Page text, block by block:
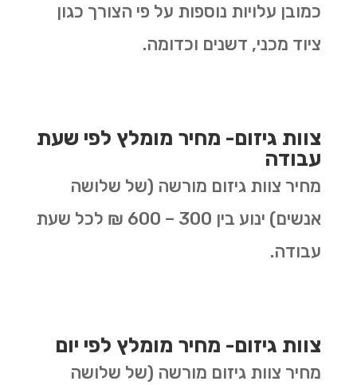
כמובן עלויות נוספות על פי הצורך כגון
ציוד מכני, דשנים וכדומה.
צוות גיזום- מחיר מומלץ לפי שעת
עבודה
מחיר צוות גיזום מורשה (של שלושה
אנשים) ינוע בין 300 – 600 ₪ לכל שעת
עבודה.
צוות גיזום- מחיר מומלץ לפי יום
מחיר צוות גיזום מורשה (של שלושה